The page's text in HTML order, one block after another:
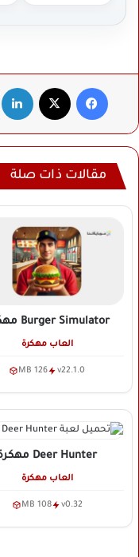
فيسبوك
مقالات ذات صلة
Burger Simulator
العاب مهكرة
v22.1.0
126 MB
Deer Hunter
العاب مهكرة
v0.32
108 MB